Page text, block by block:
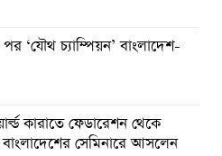
‘যৌথ চ্যাম্পিয়ন’ বাংলাদেশ-
কারাতে ফেডারেশন থেকে
সেমিনারে আসলেন